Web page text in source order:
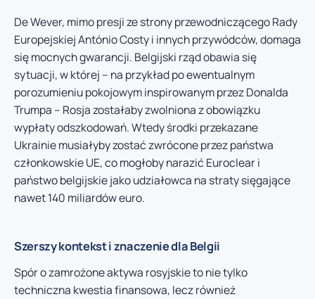
De Wever, mimo presji ze strony przewodniczącego Rady
Europejskiej António Costy i innych przywódców, domaga
się mocnych gwarancji. Belgijski rząd obawia się
sytuacji, w której – na przykład po ewentualnym
porozumieniu pokojowym inspirowanym przez Donalda
Trumpa – Rosja zostałaby zwolniona z obowiązku
wypłaty odszkodowań. Wtedy środki przekazane
Ukrainie musiałyby zostać zwrócone przez państwa
członkowskie UE, co mogłoby narazić Euroclear i
państwo belgijskie jako udziałowca na straty sięgające
nawet 140 miliardów euro.
Szerszy kontekst i znaczenie dla Belgii
Spór o zamrożone aktywa rosyjskie to nie tylko
techniczna kwestia finansowa, lecz również